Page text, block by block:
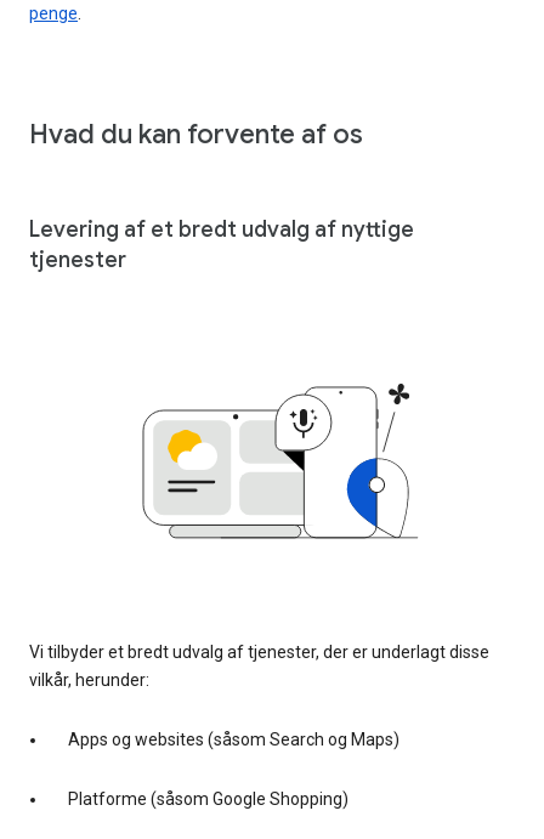
penge
Hvad du kan forvente af os
Levering af et bredt udvalg af nyttige
tjenester
Vi tilbyder et bredt udvalg af tjenester, der er underlagt disse
vilkår, herunder:
Apps og websites (såsom Search og Maps)
Platforme (såsom Google Shopping)